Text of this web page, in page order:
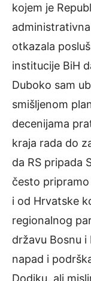
kojem je
otkazala
institucije BiH
Duboko sam
smišljenom
decenijama
kraja rada do
da RS pripada
često
i od Hrvatske
regionalnog
državu Bosnu
napad i
Dodiku, ali